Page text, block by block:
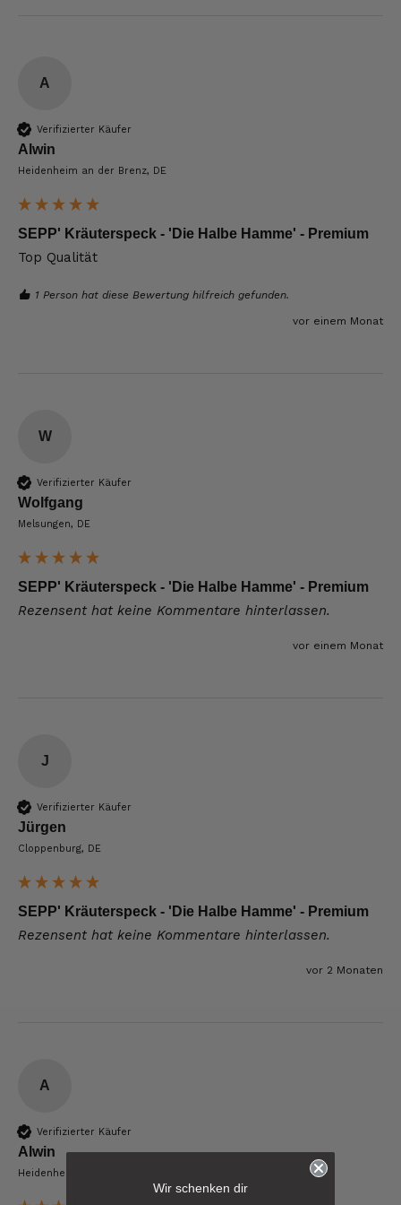
A
Verifizierter Käufer
Alwin
Heidenheim an der Brenz, DE
SEPP' Kräuterspeck - 'Die Halbe Hamme' - Premium
Top Qualität
1 Person hat diese Bewertung hilfreich gefunden.
vor einem Monat
W
Verifizierter Käufer
Wolfgang
Melsungen, DE
SEPP' Kräuterspeck - 'Die Halbe Hamme' - Premium
Rezensent hat keine Kommentare hinterlassen.
vor einem Monat
J
Verifizierter Käufer
Jürgen
Cloppenburg, DE
SEPP' Kräuterspeck - 'Die Halbe Hamme' - Premium
Rezensent hat keine Kommentare hinterlassen.
vor 2 Monaten
A
Verifizierter Käufer
Alwin
Heidenheim an der Brenz, DE
Wir schenken dir